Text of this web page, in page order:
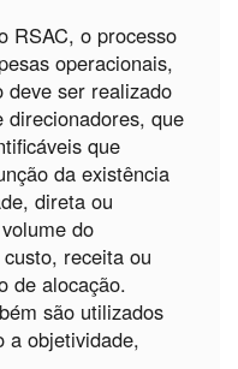
RSAC, o processo
operacionais,
deve ser realizado
direcionadores, que
que
da existência
direta ou
do
receita ou
de alocação.
são utilizados
a objetividade,